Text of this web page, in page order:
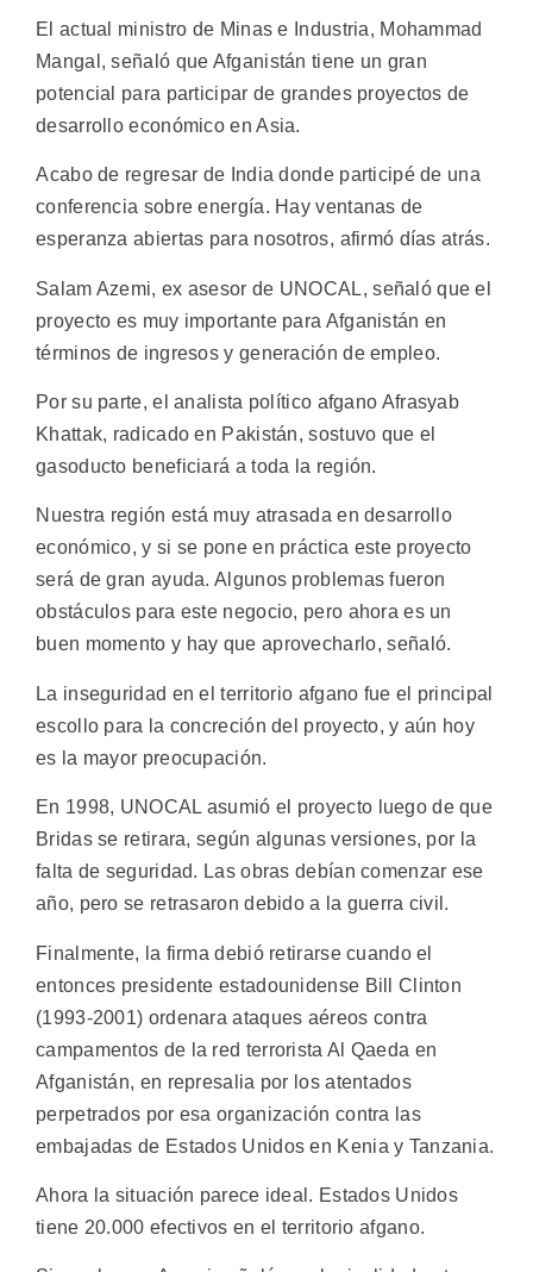
El actual ministro de Minas e Industria, Mohammad
Mangal, señaló que Afganistán tiene un gran
potencial para participar de grandes proyectos de
desarrollo económico en Asia.
Acabo de regresar de India donde participé de una
conferencia sobre energía. Hay ventanas de
esperanza abiertas para nosotros, afirmó días atrás.
Salam Azemi, ex asesor de UNOCAL, señaló que el
proyecto es muy importante para Afganistán en
términos de ingresos y generación de empleo.
Por su parte, el analista político afgano Afrasyab
Khattak, radicado en Pakistán, sostuvo que el
gasoducto beneficiará a toda la región.
Nuestra región está muy atrasada en desarrollo
económico, y si se pone en práctica este proyecto
será de gran ayuda. Algunos problemas fueron
obstáculos para este negocio, pero ahora es un
buen momento y hay que aprovecharlo, señaló.
La inseguridad en el territorio afgano fue el principal
escollo para la concreción del proyecto, y aún hoy
es la mayor preocupación.
En 1998, UNOCAL asumió el proyecto luego de que
Bridas se retirara, según algunas versiones, por la
falta de seguridad. Las obras debían comenzar ese
año, pero se retrasaron debido a la guerra civil.
Finalmente, la firma debió retirarse cuando el
entonces presidente estadounidense Bill Clinton
(1993-2001) ordenara ataques aéreos contra
campamentos de la red terrorista Al Qaeda en
Afganistán, en represalia por los atentados
perpetrados por esa organización contra las
embajadas de Estados Unidos en Kenia y Tanzania.
Ahora la situación parece ideal. Estados Unidos
tiene 20.000 efectivos en el territorio afgano.